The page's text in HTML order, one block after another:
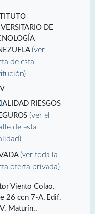
DE
(ver
de esta
RIESGOS
(ver el
de esta
(ver toda la
oferta privada)
Viento Colao.
26 con 7-A, Edif.
Maturín..